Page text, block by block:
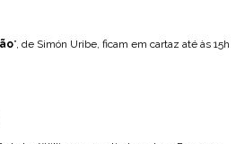
”, de Simón Uribe, ficam em cartaz até às 15h